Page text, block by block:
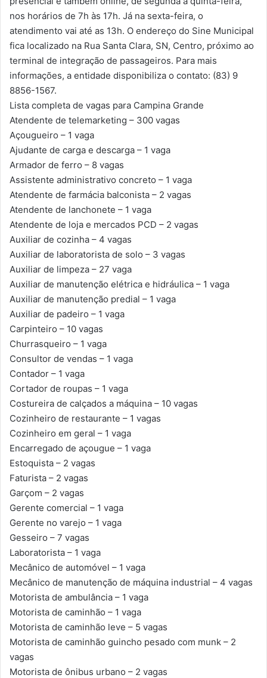
nos horários de 7h às 17h. Já na sexta-feira, o
atendimento vai até as 13h. O endereço do Sine Municipal
fica localizado na Rua Santa Clara, SN, Centro, próximo ao
terminal de integração de passageiros. Para mais
informações, a entidade disponibiliza o contato: (83) 9
8856-1567.
Lista completa de vagas para Campina Grande
Atendente de telemarketing – 300 vagas
Açougueiro – 1 vaga
Ajudante de carga e descarga – 1 vaga
Armador de ferro – 8 vagas
Assistente administrativo concreto – 1 vaga
Atendente de farmácia balconista – 2 vagas
Atendente de lanchonete – 1 vaga
Atendente de loja e mercados PCD – 2 vagas
Auxiliar de cozinha – 4 vagas
Auxiliar de laboratorista de solo – 3 vagas
Auxiliar de limpeza – 27 vaga
Auxiliar de manutenção elétrica e hidráulica – 1 vaga
Auxiliar de manutenção predial – 1 vaga
Auxiliar de padeiro – 1 vaga
Carpinteiro – 10 vagas
Churrasqueiro – 1 vaga
Consultor de vendas – 1 vaga
Contador – 1 vaga
Cortador de roupas – 1 vaga
Costureira de calçados a máquina – 10 vagas
Cozinheiro de restaurante – 1 vagas
Cozinheiro em geral – 1 vaga
Encarregado de açougue – 1 vaga
Estoquista – 2 vagas
Faturista – 2 vagas
Garçom – 2 vagas
Gerente comercial – 1 vaga
Gerente no varejo – 1 vaga
Gesseiro – 7 vagas
Laboratorista – 1 vaga
Mecânico de automóvel – 1 vaga
Mecânico de manutenção de máquina industrial – 4 vagas
Motorista de ambulância – 1 vaga
Motorista de caminhão – 1 vaga
Motorista de caminhão leve – 5 vagas
Motorista de caminhão guincho pesado com munk – 2
vagas
Motorista de ônibus urbano – 2 vagas